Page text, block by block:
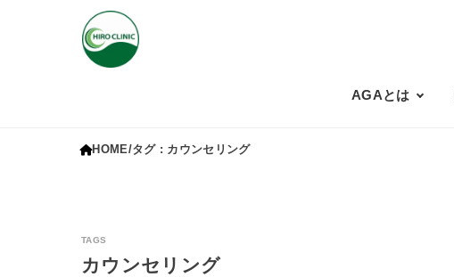
AGAとは
HOME タグ : カウンセリング
カウンセリング